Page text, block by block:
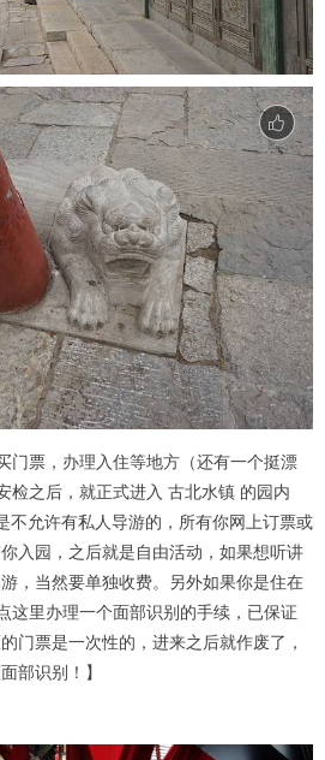
门票，办理入住等地方（还有一个挺漂
检之后，就正式进入 古北水镇 的园内
不允许有私人导游的，所有你网上订票或
入园，之后就是自由活动，如果想听讲
，当然要单独收费。另外如果你是住在
这里办理一个面部识别的手续，已保证
门票是一次性的，进来之后就作废了，
部识别！】